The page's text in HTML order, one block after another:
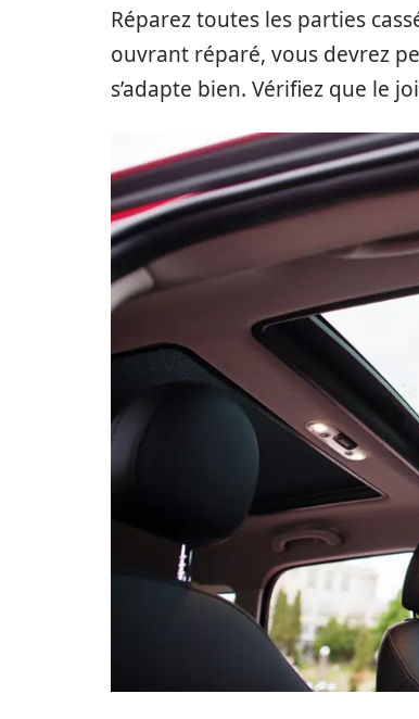
Réparez toutes les parties
ouvrant réparé, vous devrez
s’adapte bien. Vérifiez que le